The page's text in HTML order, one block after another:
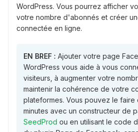
WordPress. Vous pourrez afficher
votre nombre d'abonnés et créer
connectée en ligne.
EN BREF : Ajouter votre page
WordPress vous aide à vous
visiteurs, à augmenter votre
maintenir la cohérence de votre
plateformes. Vous pouvez le faire
minutes avec un constructeur de
SeedProd ou en utilisant le code